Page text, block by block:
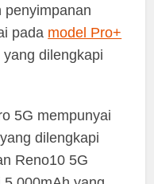
penyimpanan
pada model Pro+
dilengkapi
5G mempunyai
dilengkapi
Reno10 5G